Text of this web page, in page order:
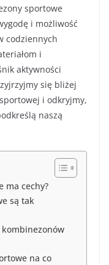
sportowe
i możliwość
codziennych
i
aktywności
się bliżej
i odkryjmy,
naszą
ma cechy?
są tak
kombinezonów
na co